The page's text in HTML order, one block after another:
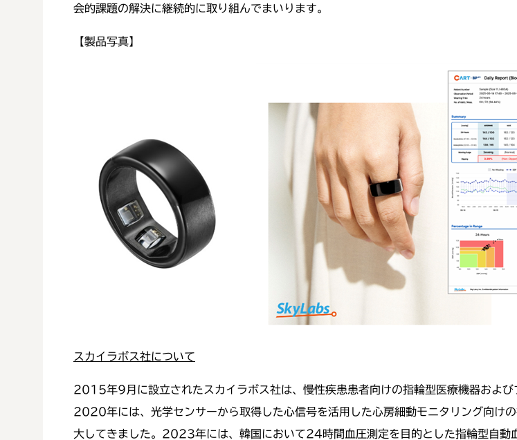
会的課題の解決に継続的に取り組んでまいります。
【製品写真】
スカイラボス社について
2015年9月に設立されたスカイラボス社は、慢性疾患患者向けの指輪型医療機器およ
2020年には、光学センサーから取得した心信号を活用した心房細動モニタリング向け
大してきました。2023年には、韓国において24時間血圧測定を目的とした指輪型自